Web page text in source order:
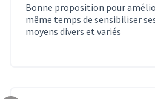
Bonne proposition pour
même temps de sensibiliser
moyens divers et variés